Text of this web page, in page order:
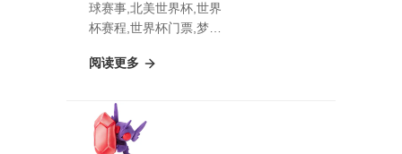
球赛事,北美世界杯,世界
杯赛程,世界杯门票,梦幻
系统首度亮相
阅读更多